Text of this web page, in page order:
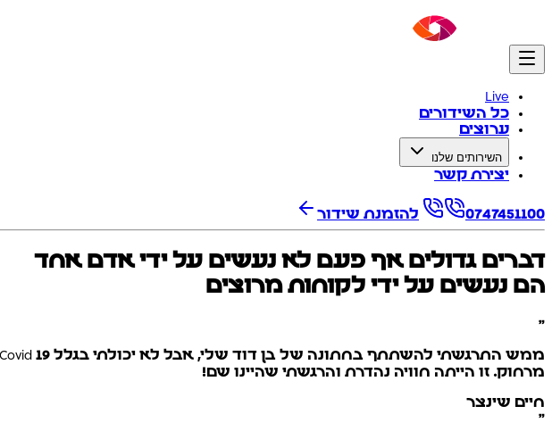
Live
כל השידורים
ערוצים
השירותים שלנו
יצירת קשר
0747451100 להזמנת שידור
דברים גדולים אף פעם לא נעשים על ידי אדם אחד
הם נעשים על ידי לקוחות מרוצים
”
מרחוק. זו הייתה חוויה נהדרת והרגשתי שהיינו שם!
חיים שינצר
”